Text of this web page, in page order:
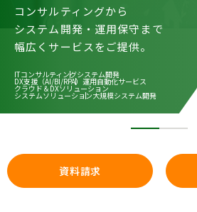
設計・開発ソリューション。
シミュレーション技術を活用し
新たな可能性を共に実現。
自動運転・ADAS開発 ロボット・モビリティ開発
エンジン開発実験・認証サービス​ CAE解析
モデルベース開発（MBD）
資料請求